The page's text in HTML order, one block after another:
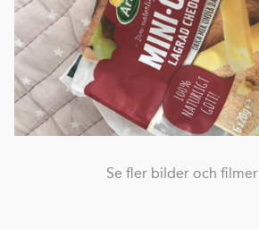
Se fler bilder och filmer